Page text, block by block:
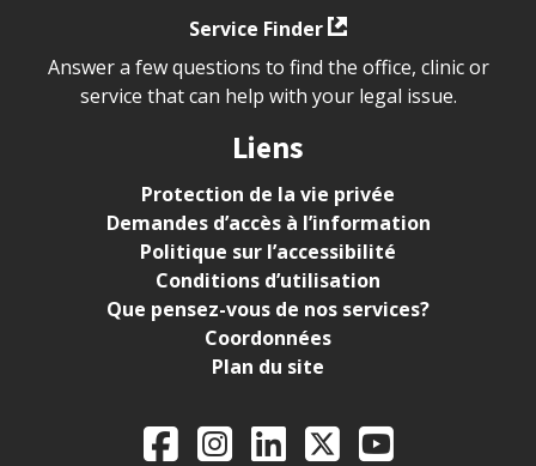
Service Finder
Answer a few questions to find the office, clinic or
service that can help with your legal issue.
Liens
Protection de la vie privée
Demandes d’accès à l’information
Politique sur l’accessibilité
Conditions d’utilisation
Que pensez-vous de nos services?
Coordonnées
Plan du site
Legal Aid Ontario
FacebookInstagram
LinkedIn
X YouTube